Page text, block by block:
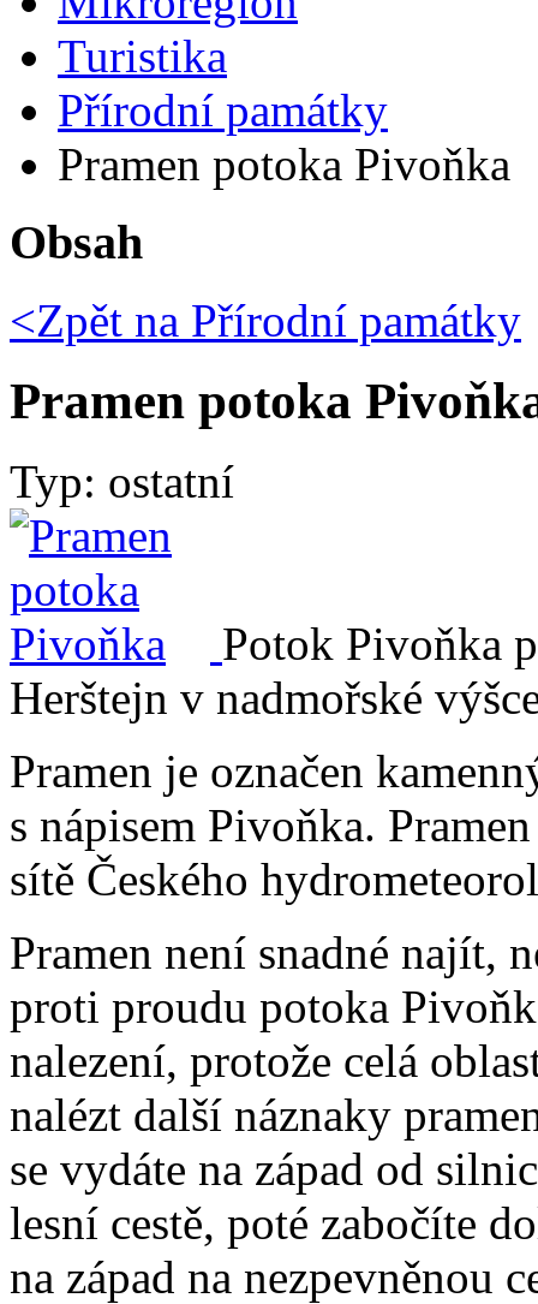
Turistika
Přírodní památky
Pramen potoka Pivoňka
Obsah
<Zpět na Přírodní památky
Pramen potoka
Typ: ostatní
Potok Pivoňka
Herštejn v nadmořské
Pramen je označen
s nápisem Pivoňka.
sítě Českého
Pramen není snadné najít,
proti proudu potoka
nalezení, protože celá
nalézt další náznaky
se vydáte na západ od
lesní cestě, poté zabočíte
na západ na nezpevněnou